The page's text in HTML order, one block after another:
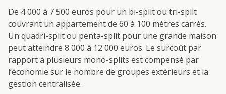
De 4 000 à 7 500 euros pour un bi-split ou tri-split
couvrant un appartement de 60 à 100 mètres carrés.
Un quadri-split ou penta-split pour une grande maison
peut atteindre 8 000 à 12 000 euros. Le surcoût par
rapport à plusieurs mono-splits est compensé par
l’économie sur le nombre de groupes extérieurs et la
gestion centralisée.